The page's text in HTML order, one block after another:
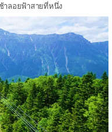
าลอยฟ้าสายที่หนึ่ง